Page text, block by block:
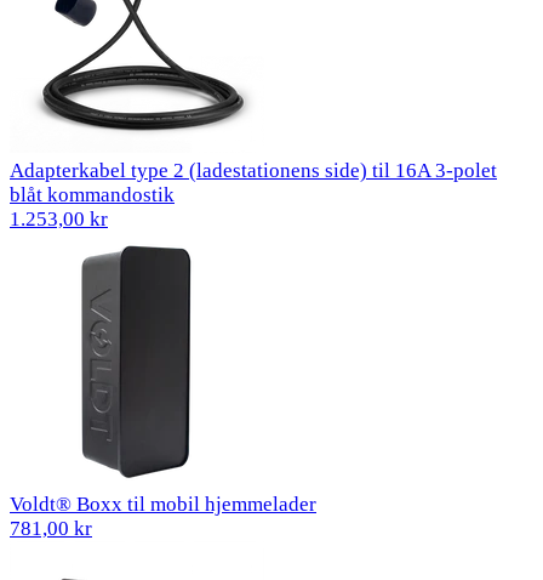
Adapterkabel type 2 (ladestationens side) til 16A 3-polet
blåt kommandostik
1.253,00 kr
Voldt® Boxx til mobil hjemmelader
781,00 kr